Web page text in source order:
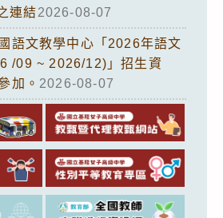
連結2026-08-07
語文教學中心「2026年語文
/09 ~ 2026/12)」招生資
加。 2026-08-07